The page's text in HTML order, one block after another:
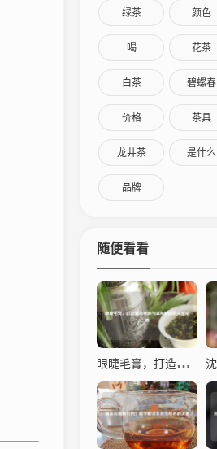
绿茶 颜色
喝 花茶
白茶 碧螺春
价格 茶具
龙井茶 是什么
品牌
随便看看
眼睫毛膏，打造魅力电眼与温和卸除的完整指南